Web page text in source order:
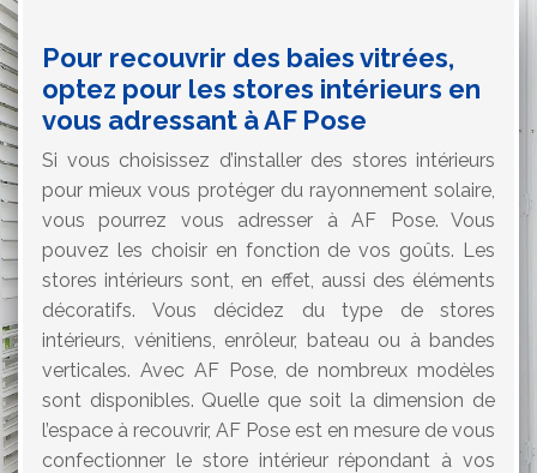
Pour recouvrir des baies vitrées,
optez pour les stores intérieurs en
vous adressant à AF Pose
Si vous choisissez d’installer des stores intérieurs
pour mieux vous protéger du rayonnement solaire,
vous pourrez vous adresser à AF Pose. Vous
pouvez les choisir en fonction de vos goûts. Les
stores intérieurs sont, en effet, aussi des éléments
décoratifs. Vous décidez du type de stores
intérieurs, vénitiens, enrôleur, bateau ou à bandes
verticales. Avec AF Pose, de nombreux modèles
sont disponibles. Quelle que soit la dimension de
l’espace à recouvrir, AF Pose est en mesure de vous
confectionner le store intérieur répondant à vos